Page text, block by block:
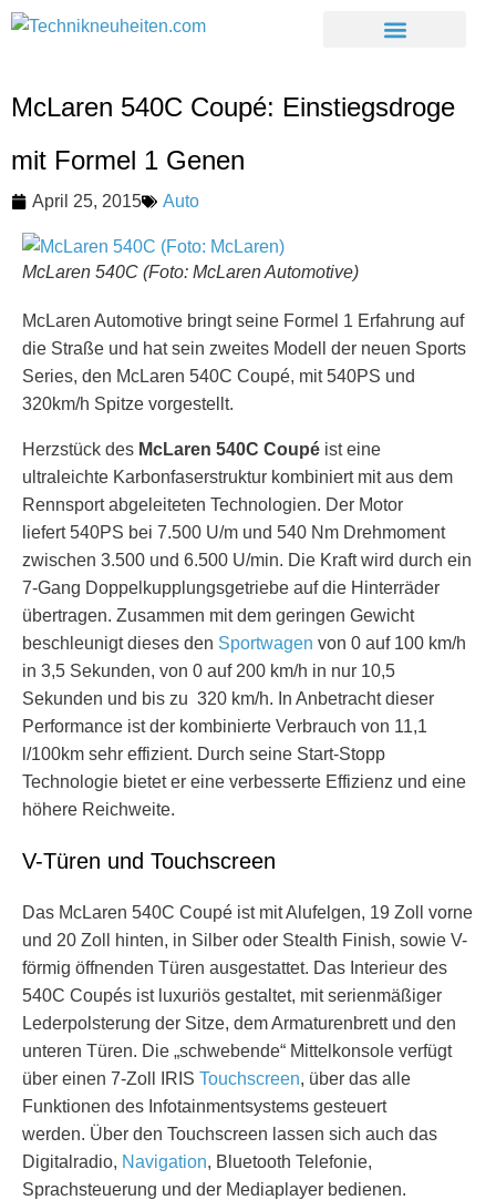
McLaren 540C Coupé: Einstiegsdroge
mit Formel 1 Genen
April 25, 2015 Auto
McLaren 540C (Foto: McLaren Automotive)
McLaren Automotive bringt seine Formel 1 Erfahrung auf
die Straße und hat sein zweites Modell der neuen Sports
Series, den McLaren 540C Coupé, mit 540PS und
320km/h Spitze vorgestellt.
Herzstück des McLaren 540C Coupé ist eine
ultraleichte Karbonfaserstruktur kombiniert mit aus dem
Rennsport abgeleiteten Technologien. Der Motor
liefert 540PS bei 7.500 U/m und 540 Nm Drehmoment
zwischen 3.500 und 6.500 U/min. Die Kraft wird durch ein
7-Gang Doppelkupplungsgetriebe auf die Hinterräder
übertragen. Zusammen mit dem geringen Gewicht
beschleunigt dieses den Sportwagen von 0 auf 100 km/h
in 3,5 Sekunden, von 0 auf 200 km/h in nur 10,5
Sekunden und bis zu 320 km/h. In Anbetracht dieser
Performance ist der kombinierte Verbrauch von 11,1
l/100km sehr effizient. Durch seine Start-Stopp
Technologie bietet er eine verbesserte Effizienz und eine
höhere Reichweite.
V-Türen und Touchscreen
Das McLaren 540C Coupé ist mit Alufelgen, 19 Zoll vorne
und 20 Zoll hinten, in Silber oder Stealth Finish, sowie V-
förmig öffnenden Türen ausgestattet. Das Interieur des
540C Coupés ist luxuriös gestaltet, mit serienmäßiger
Lederpolsterung der Sitze, dem Armaturenbrett und den
unteren Türen. Die „schwebende“ Mittelkonsole verfügt
über einen 7-Zoll IRIS Touchscreen, über das alle
Funktionen des Infotainmentsystems gesteuert
werden. Über den Touchscreen lassen sich auch das
Digitalradio, Navigation, Bluetooth Telefonie,
Sprachsteuerung und der Mediaplayer bedienen.